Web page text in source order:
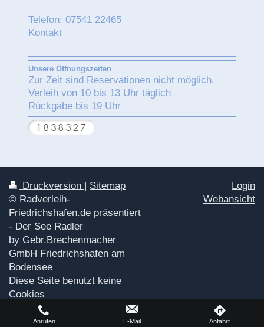
Telefon: 07541 22465
Kontakt
Unsere Öffnungszeiten
Zur Zeit sind Reservationen nicht möglich.
Verleih von 10 bis 13 Uhr täglich
Rückgabe bis 19 Uhr
Druckversion | Sitemap
© Radverleih-
Friedrichshafen.de präsentiert
- Der See Radler
by Gebr.Brechenmacher
GmbH Friedrichshafen am
Bodensee
Diese Seite benutzt keine
Cookies
Login
Webansicht
Anrufen E-Mail Anfahrt